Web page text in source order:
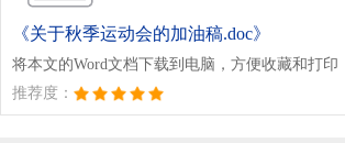
《关于秋季运动会的加油稿.doc》
将本文的Word文档下载到电脑，方便收藏和打印
推荐度：